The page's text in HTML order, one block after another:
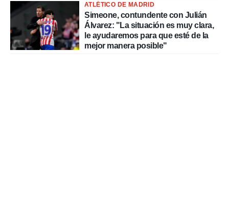
ATLÉTICO DE MADRID
Simeone, contundente con Julián
Álvarez: "La situación es muy clara,
le ayudaremos para que esté de la
mejor manera posible"